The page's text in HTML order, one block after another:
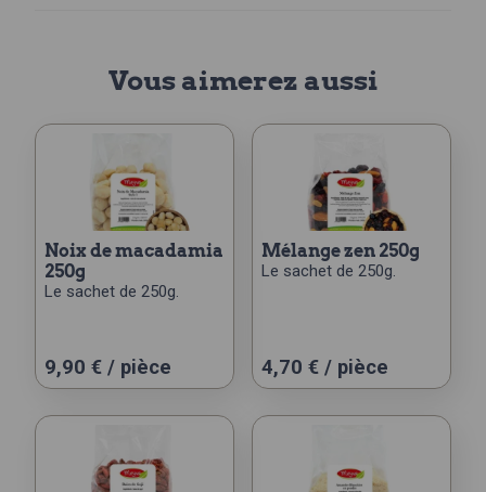
Vous aimerez aussi
noix de macadamia
250g
Le sachet de 250g.
9,90 € / pièce
mélange zen 250g
Le sachet de 250g.
4,70 € / pièce